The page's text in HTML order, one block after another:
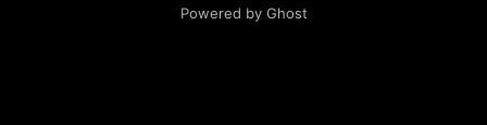
Powered by Ghost